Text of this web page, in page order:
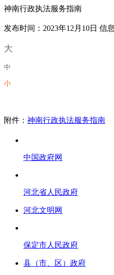
神南行政执法服务指南
发布时间：2023年12月10日 信
大
中
小
附件： 神南行政执法服务指南
中国政府网
河北省人民政府
河北文明网
保定市人民政府
县（市、区）政府